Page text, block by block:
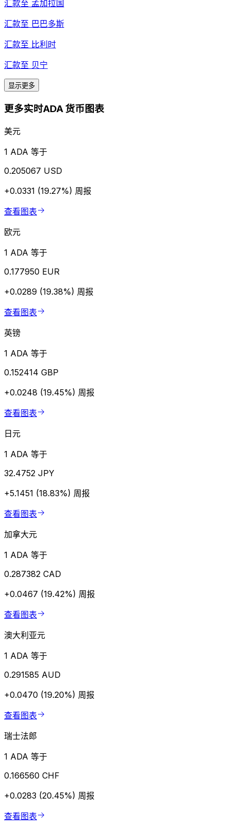
汇款至 孟加拉国
汇款至 巴巴多斯
汇款至 比利时
汇款至 贝宁
显示更多
更多实时ADA 货币图表
美元
1 ADA 等于
0.205067 USD
+0.0331 (19.27%) 周报
查看图表
欧元
1 ADA 等于
0.177950 EUR
+0.0289 (19.38%) 周报
查看图表
英镑
1 ADA 等于
0.152414 GBP
+0.0248 (19.45%) 周报
查看图表
日元
1 ADA 等于
32.4752 JPY
+5.1451 (18.83%) 周报
查看图表
加拿大元
1 ADA 等于
0.287382 CAD
+0.0467 (19.42%) 周报
查看图表
澳大利亚元
1 ADA 等于
0.291585 AUD
+0.0470 (19.20%) 周报
查看图表
瑞士法郎
1 ADA 等于
0.166560 CHF
+0.0283 (20.45%) 周报
查看图表